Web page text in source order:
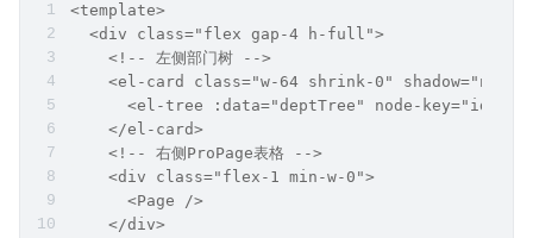
<template>
  <div class="flex gap-4 h-full">
    <!-- 左侧部门树 -->
<el-card class="w-64 shrink-0"
<el-tree :data="deptTree" node-key="id"
    </el-card>
    <!-- 右侧ProPage表格 -->
    <div class="flex-1 min-w-0">
      <Page />
    </div>